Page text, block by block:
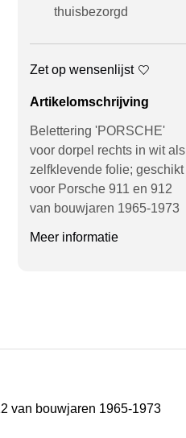
thuisbezorgd
Zet op wensenlijst
Artikelomschrijving
Belettering 'PORSCHE'
voor dorpel rechts in wit als
zelfklevende folie; geschikt
voor Porsche 911 en 912
van bouwjaren 1965-1973
Meer informatie
van bouwjaren 1965-1973